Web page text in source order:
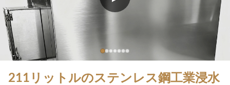
211リットルのステンレス鋼工業浸水